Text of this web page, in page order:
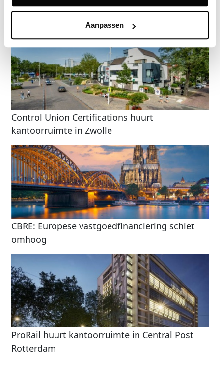
Aanpassen
Gerelateerde nieuwsberichten
Control Union Certifications huurt
kantoorruimte in Zwolle
CBRE: Europese vastgoedfinanciering schiet
omhoog
ProRail huurt kantoorruimte in Central Post
Rotterdam